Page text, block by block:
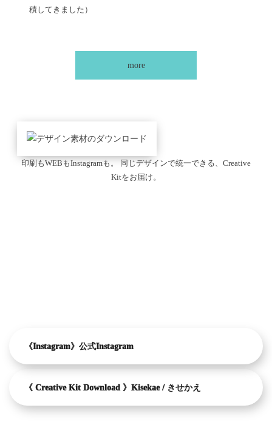
積してきました）
more
印刷もWEBもInstagramも。 同じデザインで統一できる、Creative
Kitをお届け。
《Instagram》公式Instagram
《 Creative Kit Download 》Kisekae / きせかえ